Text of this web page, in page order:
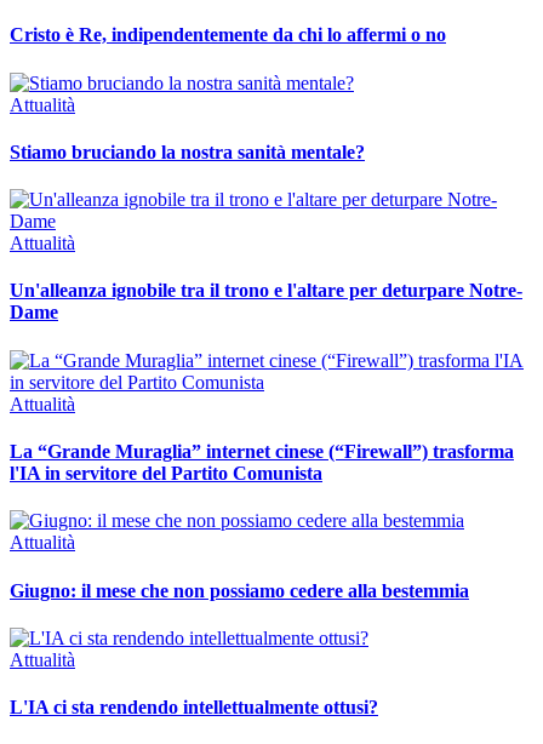
Cristo è Re, indipendentemente da chi lo affermi o no
Attualità
Stiamo bruciando la nostra sanità mentale?
Attualità
Un'alleanza ignobile tra il trono e l'altare per deturpare Notre-
Dame
Attualità
La “Grande Muraglia” internet cinese (“Firewall”) trasforma
l'IA in servitore del Partito Comunista
Attualità
Giugno: il mese che non possiamo cedere alla bestemmia
Attualità
L'IA ci sta rendendo intellettualmente ottusi?